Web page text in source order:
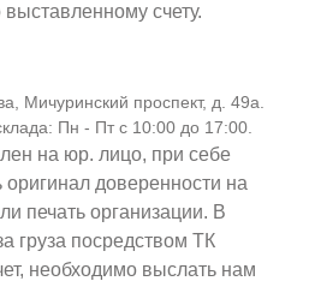
счету.
Мичуринский проспект, д. 49а.
Пн - Пт с 10:00 до 17:00.
на юр. лицо, при себе
доверенности на
печать организации. В
груза посредством ТК
необходимо выслать нам